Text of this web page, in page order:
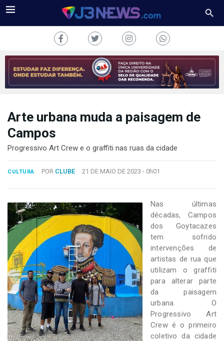
J3NEWS
COLUNAS
CONOSCO
Copyright
2024
Desenvolvido
Hesea
Tecnologia
Sistemas
Arte urbana muda a paisagem de
Campos
Progressivo Art Crew e o graffiti nas ruas da cidade
CULTURA POR CLUBE 21 DE MAIO DE 2023 - 0h01
Nas últimas
décadas, Campos
dos Goytacazes
tem sofrido
intervenções de
artistas de rua que
utilizam o graffiti
para alterar parte
da paisagem
urbana. O
Progressivo Art
Crew é o primeiro
coletivo da cidade